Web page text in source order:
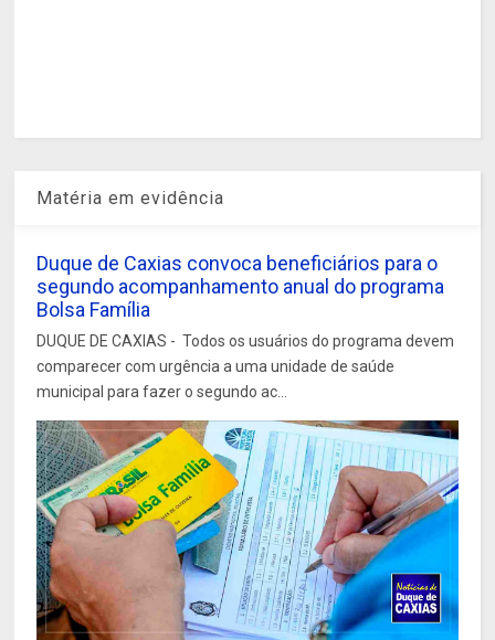
Matéria em evidência
Duque de Caxias convoca beneficiários para o
segundo acompanhamento anual do programa
Bolsa Família
DUQUE DE CAXIAS - Todos os usuários do programa devem
comparecer com urgência a uma unidade de saúde
municipal para fazer o segundo ac...